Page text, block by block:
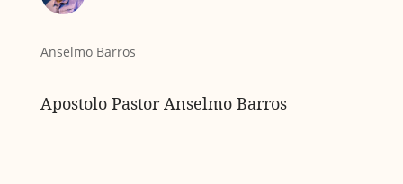
Anselmo Barros
Apostolo Pastor Anselmo Barros